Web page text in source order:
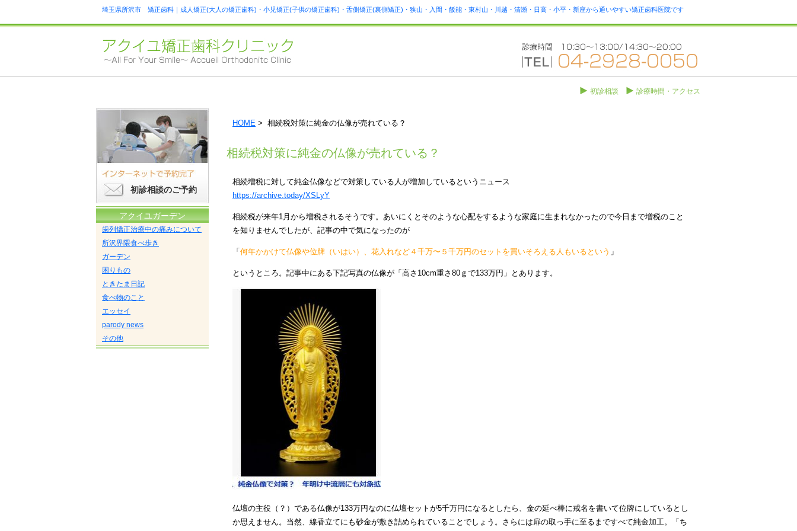
埼玉県所沢市 矯正歯科｜成人矯正(大人の矯正歯科)・小児矯正(子供の矯正歯科)・舌側矯正(裏側矯正)・狭山・入間・飯能・東村山・川越・清瀬・日高・小平・新座から通いやすい矯正歯科医院です
診療時間・アクセス
初診相談
HOME > 相続税対策に純金の仏像が売れている？
相続税対策に純金の仏像が売れている？
相続増税に対して純金仏像などで対策している人が増加しているというニュース
https://archive.today/XSLyY
相続税が来年1月から増税されるそうです。あいにくとそのような心配をするような家庭に生まれなかったので今日まで増税のこと
を知りませんでしたが、記事の中で気になったのが
「 何年かかけて仏像や位牌（いはい）、花入れなど４千万〜５千万円のセットを買いそろえる人もいるという 」
というところ。記事中にある下記写真の仏像が「高さ10cm重さ80ｇで133万円」とあります。
仏壇の主役（？）である仏像が133万円なのに仏壇セットが5千万円になるとしたら、金の延べ棒に戒名を書いて位牌にしているとし
か思えません。当然、 線香立てにも砂金が敷き詰められていることでしょう。 さらには扉の取っ手に至るまですべて純金加工。「ち
初診相談のご予約
アクイユガーデン
歯列矯正治療中の痛みについて
所沢界隈食べ歩き
ガーデン
困りもの
ときたま日記
食べ物のこと
エッセイ
parody news
その他